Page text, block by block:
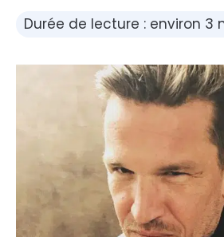
Durée de lecture : environ 3